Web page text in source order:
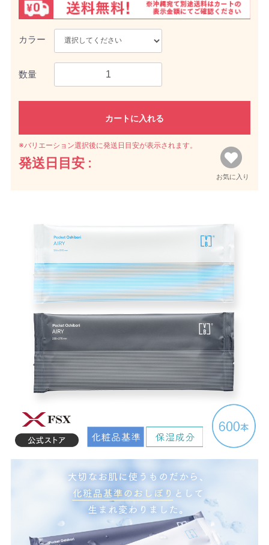
カラー
数量
カートに入れる
お気に入り
※バリエーション選択後に発送日目安が表示されます。
発送日目安 :